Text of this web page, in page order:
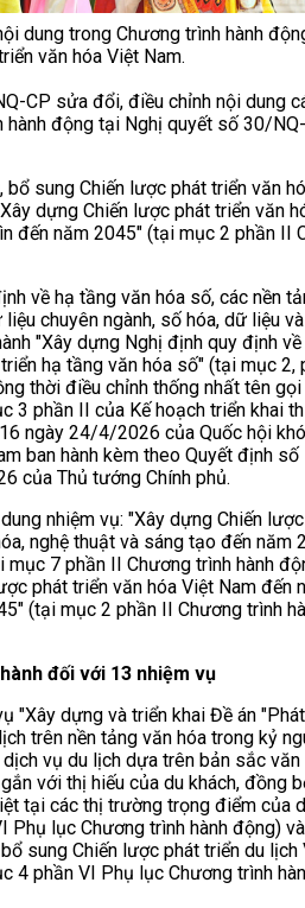
dung trong Chương trình hành
văn hóa Việt Nam.
CP sửa đổi, điều chỉnh nội dung
hành động tại Nghị quyết số 30/
bổ sung Chiến lược phát triển văn
dựng Chiến lược phát triển văn
đến năm 2045" (tại mục 2 phần II
về hạ tầng văn hóa số, các nền
chuyên ngành, số hóa, dữ liệu
"Xây dựng Nghị định quy định về
hạ tầng văn hóa số" (tại mục 2,
thời điều chỉnh thống nhất tên
3 phần II của Kế hoạch triển khai
ngày 24/4/2026 của Quốc hội
ban hành kèm theo Quyết định số
của Thủ tướng Chính phủ.
nhiệm vụ: "Xây dựng Chiến
nghệ thuật và sáng tạo đến năm
7 phần II Chương trình hành
phát triển văn hóa Việt Nam đến
(tại mục 2 phần II Chương trình
đối với 13 nhiệm vụ
"Xây dựng và triển khai Đề án
trên nền tảng văn hóa trong kỷ
vụ du lịch dựa trên bản sắc văn
với thị hiếu của du khách, đồng
tại các thị trường trọng điểm của
Phụ lục Chương trình hành động)
sung Chiến lược phát triển du lịch
4 phần VI Phụ lục Chương trình